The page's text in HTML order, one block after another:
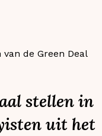
de Green Deal
stellen in
uit het